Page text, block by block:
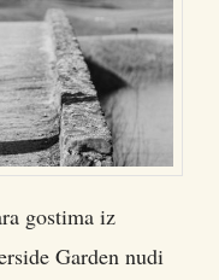
gostima iz
Garden nudi